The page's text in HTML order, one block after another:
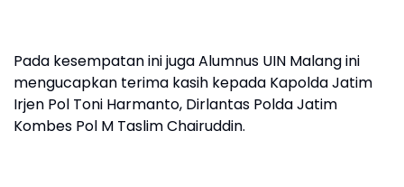
Pada kesempatan ini juga Alumnus UIN Malang ini
mengucapkan terima kasih kepada Kapolda Jatim
Irjen Pol Toni Harmanto, Dirlantas Polda Jatim
Kombes Pol M Taslim Chairuddin.